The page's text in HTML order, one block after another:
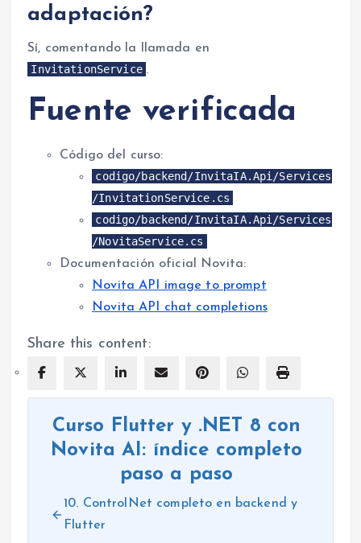
adaptación?
Sí, comentando la llamada en
InvitationService .
Fuente verificada
Código del curso:
codigo/backend/InvitaIA.Api/Services
/InvitationService.cs
codigo/backend/InvitaIA.Api/Services
/NovitaService.cs
Documentación oficial Novita:
Novita API image to prompt
Novita API chat completions
Share this content:
Curso Flutter y .NET 8 con
Novita AI: índice completo
paso a paso
10. ControlNet completo en backend y
Flutter